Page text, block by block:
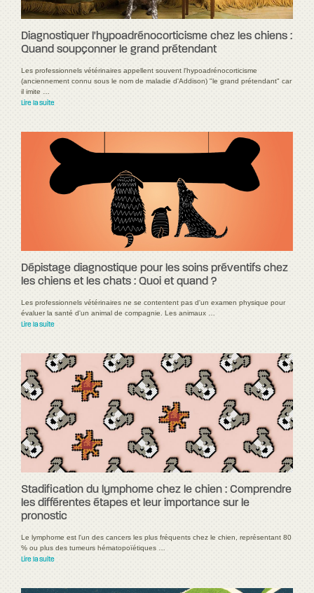
Diagnostiquer l'hypoadrénocorticisme chez les chiens :
Quand soupçonner le grand prétendant
Les professionnels vétérinaires appellent souvent l'hypoadrénocorticisme
(anciennement connu sous le nom de maladie d'Addison) "le grand prétendant" car
il imite …
Lire la suite
Dépistage diagnostique pour les soins préventifs chez
les chiens et les chats : Quoi et quand ?
Les professionnels vétérinaires ne se contentent pas d'un examen physique pour
évaluer la santé d'un animal de compagnie. Les animaux …
Lire la suite
Stadification du lymphome chez le chien : Comprendre
les différentes étapes et leur importance sur le
pronostic
Le lymphome est l'un des cancers les plus fréquents chez le chien, représentant 80
% ou plus des tumeurs hématopoïétiques …
Lire la suite